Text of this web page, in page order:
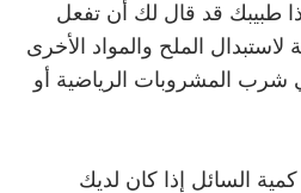
طبيبك قد قال لك أن تفعل
الملح والمواد الأخرى
المشروبات الرياضية أو
السائل إذا كان لديك